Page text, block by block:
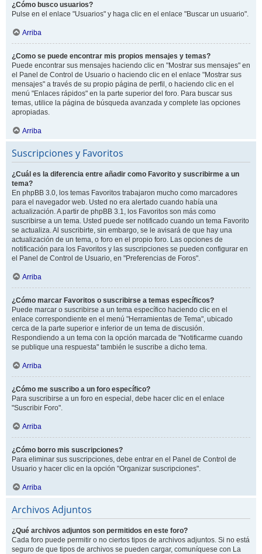
¿Cómo busco usuarios?
Pulse en el enlace "Usuarios" y haga clic en el enlace "Buscar un usuario".
Arriba
¿Como se puede encontrar mis propios mensajes y temas?
Puede encontrar sus mensajes haciendo clic en "Mostrar sus mensajes" en
el Panel de Control de Usuario o haciendo clic en el enlace "Mostrar sus
mensajes" a través de su propio página de perfil, o haciendo clic en el
menú "Enlaces rápidos" en la parte superior del foro. Para buscar sus
temas, utilice la página de búsqueda avanzada y complete las opciones
apropiadas.
Arriba
Suscripciones y Favoritos
¿Cuál es la diferencia entre añadir como Favorito y suscribirme a un
tema?
En phpBB 3.0, los temas Favoritos trabajaron mucho como marcadores
para el navegador web. Usted no era alertado cuando había una
actualización. A partir de phpBB 3.1, los Favoritos son más como
suscribirse a un tema. Usted puede ser notificado cuando un tema Favorito
se actualiza. Al suscribirte, sin embargo, se le avisará de que hay una
actualización de un tema, o foro en el propio foro. Las opciones de
notificación para los Favoritos y las suscripciones se pueden configurar en
el Panel de Control de Usuario, en "Preferencias de Foros".
Arriba
¿Cómo marcar Favoritos o suscribirse a temas específicos?
Puede marcar o suscribirse a un tema específico haciendo clic en el
enlace correspondiente en el menú "Herramientas de Tema", ubicado
cerca de la parte superior e inferior de un tema de discusión.
Respondiendo a un tema con la opción marcada de "Notificarme cuando
se publique una respuesta" también le suscribe a dicho tema.
Arriba
¿Cómo me suscribo a un foro específico?
Para suscribirse a un foro en especial, debe hacer clic en el enlace
"Suscribir Foro".
Arriba
¿Cómo borro mis suscripciones?
Para eliminar sus suscripciones, debe entrar en el Panel de Control de
Usuario y hacer clic en la opción "Organizar suscripciones".
Arriba
Archivos Adjuntos
¿Qué archivos adjuntos son permitidos en este foro?
Cada foro puede permitir o no ciertos tipos de archivos adjuntos. Si no está
seguro de que tipos de archivos se pueden cargar, comuníquese con La